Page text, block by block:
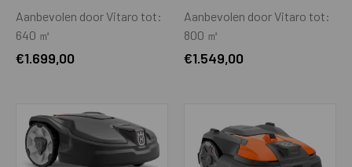
Maaimotor
Extra zware maaimotor (t.b.v. lang
Maaisysteem
Zwevend maaisysteem Nee
Aanbevolen door Vitaro tot:
640 ㎡
€1.699,00
Aanbevolen door Vitaro tot:
800 ㎡
€1.549,00